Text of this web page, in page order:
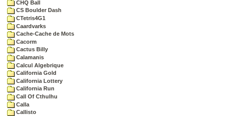
CHQ Ball
CS Boulder Dash
CTetris4G1
Caardvarks
Cache-Cache de Mots
Cacorm
Cactus Billy
Calamanis
Calcul Algebrique
California Gold
California Lottery
California Run
Call Of Cthulhu
Calla
Callisto